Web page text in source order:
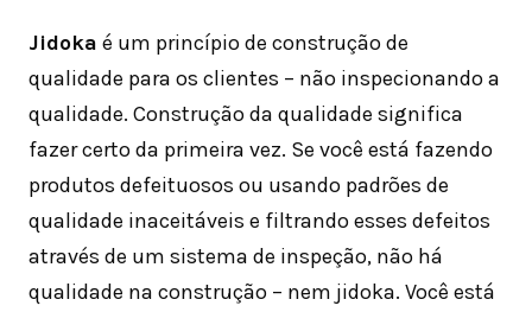
Jidoka é um princípio de construção de
qualidade para os clientes – não inspecionando a
qualidade. Construção da qualidade significa
fazer certo da primeira vez. Se você está fazendo
produtos defeituosos ou usando padrões de
qualidade inaceitáveis ​​e filtrando esses defeitos
através de um sistema de inspeção, não há
qualidade na construção – nem jidoka. Você está